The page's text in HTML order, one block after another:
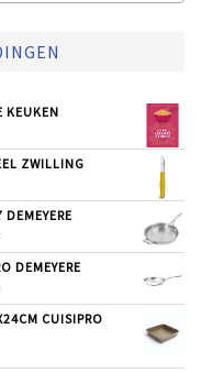
KEUKEN
ZWILLING
DEMEYERE
CUISIPRO